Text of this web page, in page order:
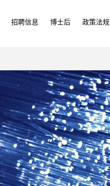
招聘信息 博士后 政策法规